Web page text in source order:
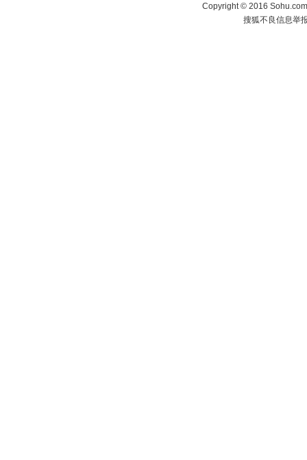
Copyright©2016
搜狐不良信息举